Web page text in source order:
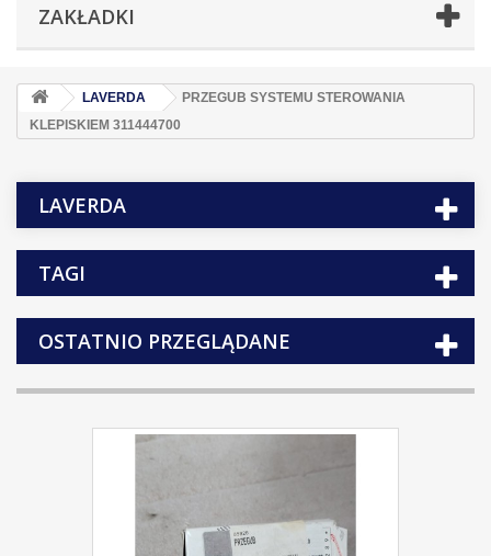
ZAKŁADKI
LAVERDA
PRZEGUB SYSTEMU STEROWANIA
KLEPISKIEM 311444700
LAVERDA
TAGI
OSTATNIO PRZEGLĄDANE